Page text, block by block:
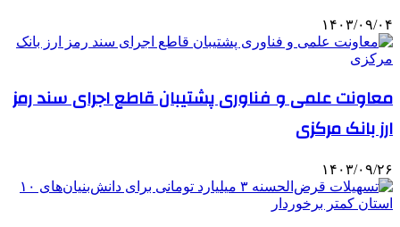
۱۴۰۳/۰۹/۰۴
معاونت علمی و فناوری پشتیبان قاطع اجرای سند رمز
ارز بانک مرکزی
۱۴۰۳/۰۹/۲۶